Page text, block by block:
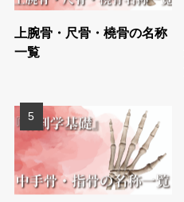
上腕骨・尺骨・橈骨の名称
一覧